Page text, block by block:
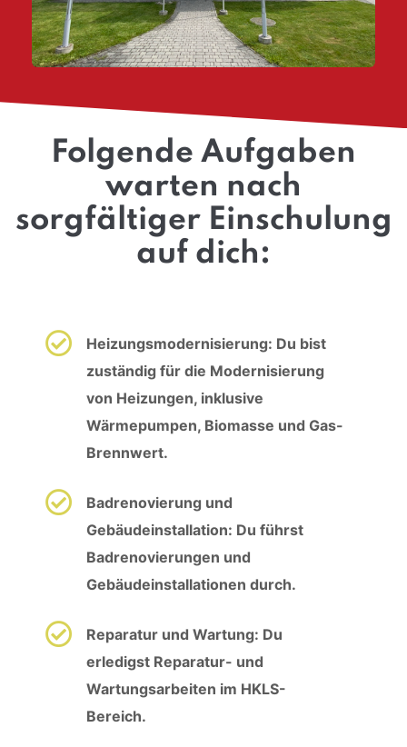
Folgende Aufgaben
warten nach
sorgfältiger Einschulung
auf dich:
Heizungsmodernisierung: Du bist
zuständig für die Modernisierung
von Heizungen, inklusive
Wärmepumpen, Biomasse und Gas-
Brennwert.
Badrenovierung und
Gebäudeinstallation: Du führst
Badrenovierungen und
Gebäudeinstallationen durch.
Reparatur und Wartung: Du
erledigst Reparatur- und
Wartungsarbeiten im HKLS-
Bereich.